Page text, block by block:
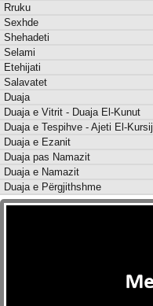
Rruku
Sexhde
Shehadeti
Selami
Etehijati
Salavatet
Duaja
Duaja e Vitrit - Duaja El-Kunut
Duaja e Tespihve - Ajeti El-Kursij
Duaja e Ezanit
Duaja pas Namazit
Duaja e Namazit
Duaja e Përgjithshme